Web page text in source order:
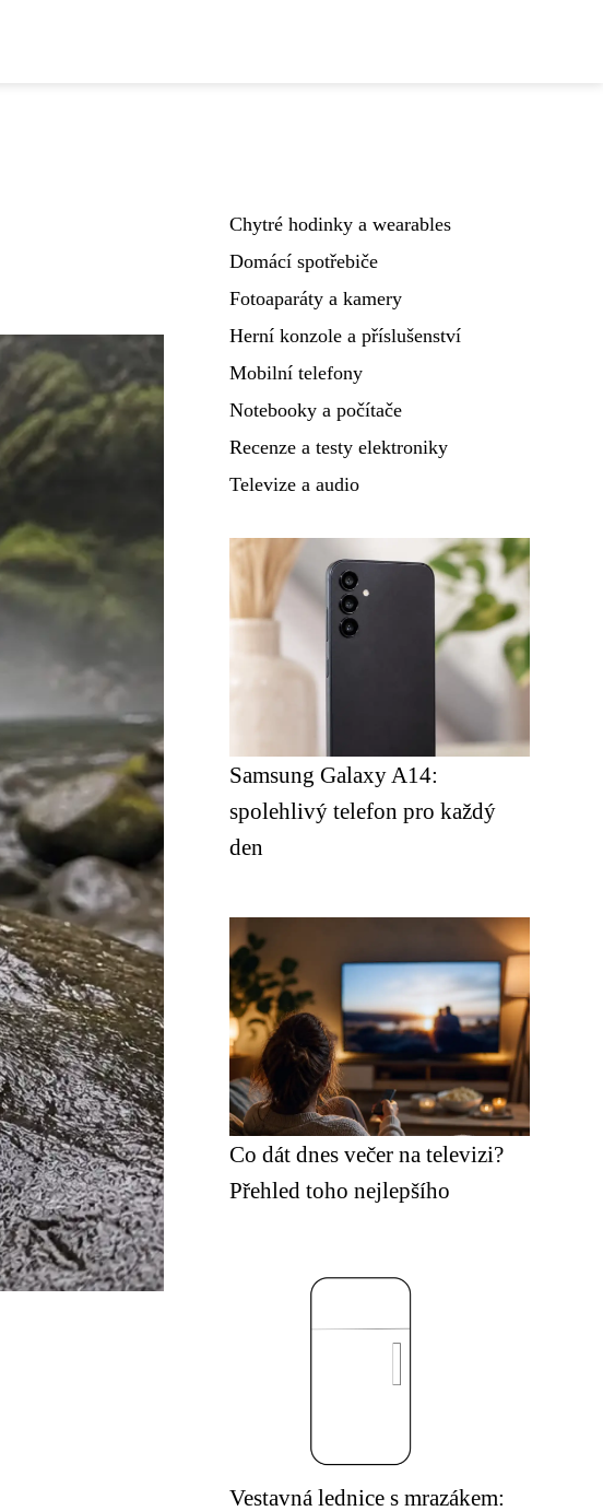
Chytré hodinky a wearables
Domácí spotřebiče
Fotoaparáty a kamery
Herní konzole a příslušenství
Mobilní telefony
Notebooky a počítače
Recenze a testy elektroniky
Televize a audio
Samsung Galaxy A14:
spolehlivý telefon pro každý
den
Co dát dnes večer na televizi?
Přehled toho nejlepšího
Vestavná lednice s mrazákem: